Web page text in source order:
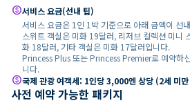
paid서비스 요금(선내 팁)
서비스 요금은 1인 1박 기준으로 아래 금액이 선
스위트 객실은 미화 19달러, 리저브 컬렉션 미니
화 18달러, 기타 객실은 미화 17달러입니다.
Princess Plus 또는 Princess Premier로 예약하
니다.
paid국제 관광 여객세: 1인당 3,000엔 상당 (2세 미
사전 예약 가능한 패키지